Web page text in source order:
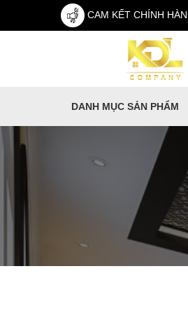
CAM KẾT CHÍNH
DANH MỤC SẢN PHẨM